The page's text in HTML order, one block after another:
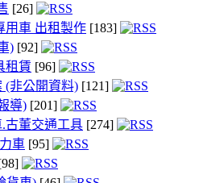
[26]
用車 出租製作 [183]
) [92]
租賃 [96]
(非公開資料) [121]
導) [201]
古董交通工具 [274]
車 [95]